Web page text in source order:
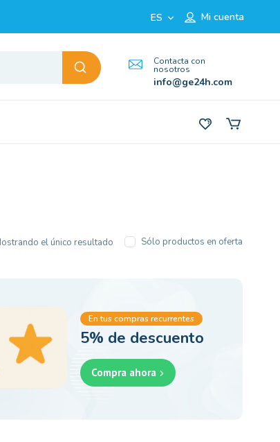
Mi cuenta
ES
Contacta con
nosotros
info@ge24h.com
Sólo productos en oferta
el único resultado
En tus compras recurrentes
5% de descuento
Compra ahora